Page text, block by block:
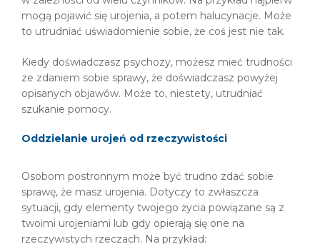
mogą pojawić się urojenia, a potem halucynacje. Może
to utrudniać uświadomienie sobie, że coś jest nie tak.
Kiedy doświadczasz psychozy, możesz mieć trudności
ze zdaniem sobie sprawy, że doświadczasz powyżej
opisanych objawów. Może to, niestety, utrudniać
szukanie pomocy.
Oddzielanie urojeń od rzeczywistości
Osobom postronnym może być trudno zdać sobie
sprawę, że masz urojenia. Dotyczy to zwłaszcza
sytuacji, gdy elementy twojego życia powiązane są z
twoimi urojeniami lub gdy opierają się one na
rzeczywistych rzeczach. Na przykład: